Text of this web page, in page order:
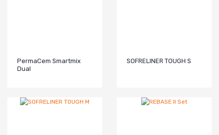
PermaCem Smartmix
Dual
SOFRELINER TOUGH S